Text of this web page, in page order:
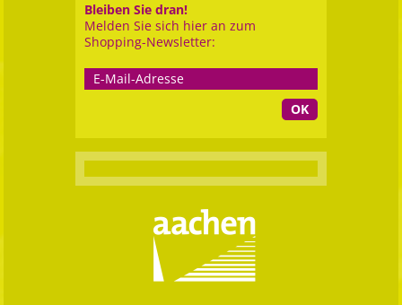
Bleiben Sie dran!
Melden Sie sich hier an zum
Shopping-Newsletter:
OK